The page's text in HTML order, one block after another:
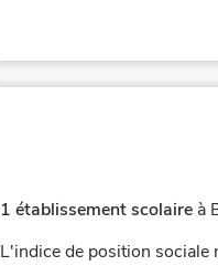
1 établissement scolaire à
L'indice de position sociale